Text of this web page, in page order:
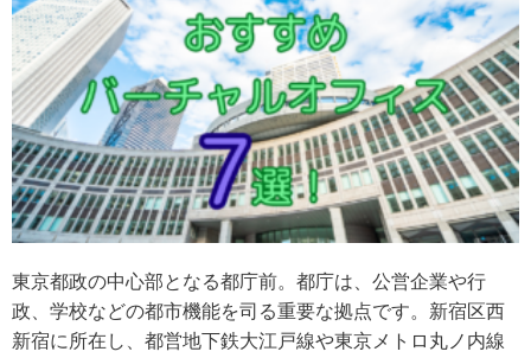
東京都政の中心部となる都庁前。都庁は、公営企業や行
政、学校などの都市機能を司る重要な拠点です。新宿区西
新宿に所在し、都営地下鉄大江戸線や東京メトロ丸ノ内線